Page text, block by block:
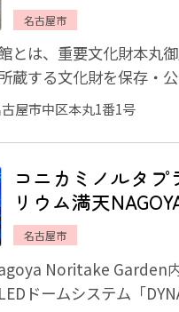
名古屋市
とは、重要文化財本丸
蔵する文化財を保存・
れた施設です。 江戸時代
屋市中区本丸1番1号
コニカミノルタプ
リウム満天
名古屋市
Noritake Garden
ドームシステム「